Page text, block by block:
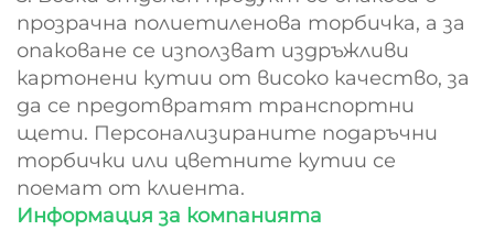
прозрачна полиетиленова торбичка, а за
опаковане се използват издръжливи
картонени кутии от високо качество, за
да се предотвратят транспортни
щети. Персонализираните подаръчни
торбички или цветните кутии се
поемат от клиента.
Информация за компанията